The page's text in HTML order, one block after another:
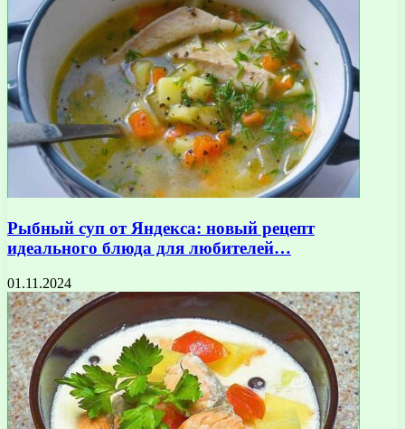
Рыбный суп от Яндекса: новый рецепт
идеального блюда для любителей…
01.11.2024